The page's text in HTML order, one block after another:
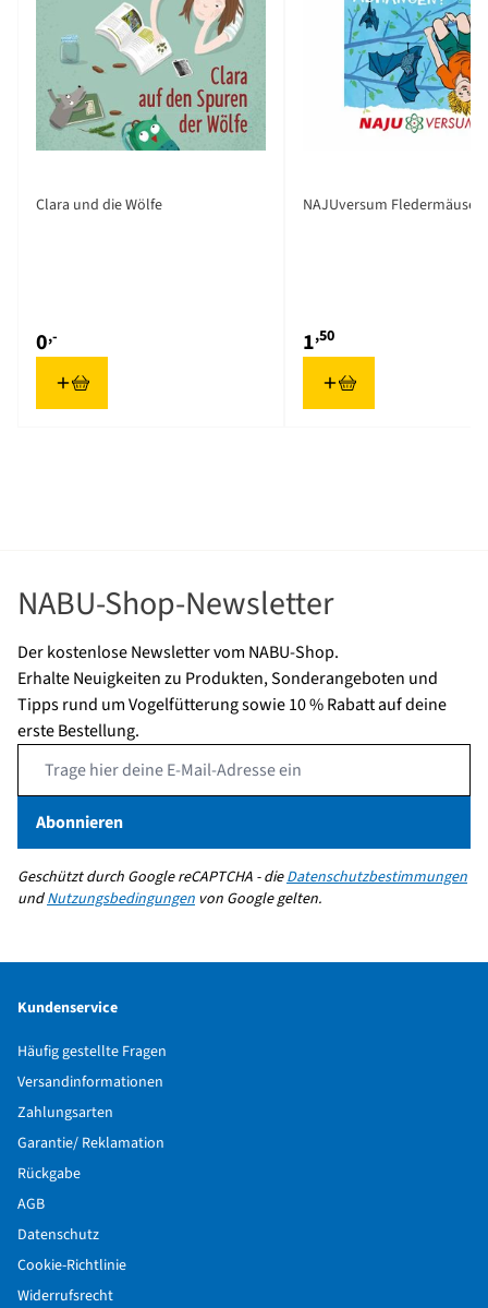
Clara und die Wölfe
0,-
NAJUversum Fledermäuse
1,50
NABU-Shop-Newsletter
Der kostenlose Newsletter vom NABU-Shop.
Erhalte Neuigkeiten zu Produkten, Sonderangeboten und
Tipps rund um Vogelfütterung sowie 10 % Rabatt auf deine
erste Bestellung.
Abonnieren
Geschützt durch Google reCAPTCHA - dieDatenschutzbestimmungen
undNutzungsbedingungen von Google gelten.
Kundenservice
Häufig gestellte Fragen
Versandinformationen
Zahlungsarten
Garantie/ Reklamation
Rückgabe
AGB
Datenschutz
Cookie-Richtlinie
Widerrufsrecht